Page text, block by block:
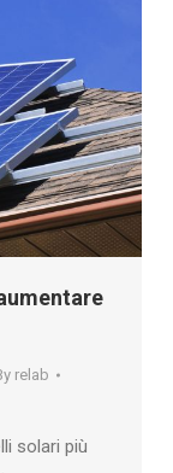
relab
solari più